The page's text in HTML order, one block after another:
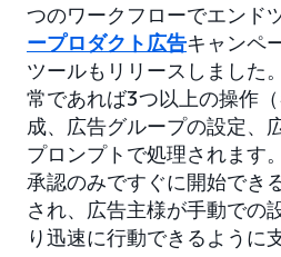
つのワークフローでエンド
ープロダクト広告キャンペ
ツールもリリースしました
常であれば3つ以上の操作
成、広告グループの設定、
プロンプトで処理されます
承認のみですぐに開始でき
され、広告主様が手動での
り迅速に行動できるように